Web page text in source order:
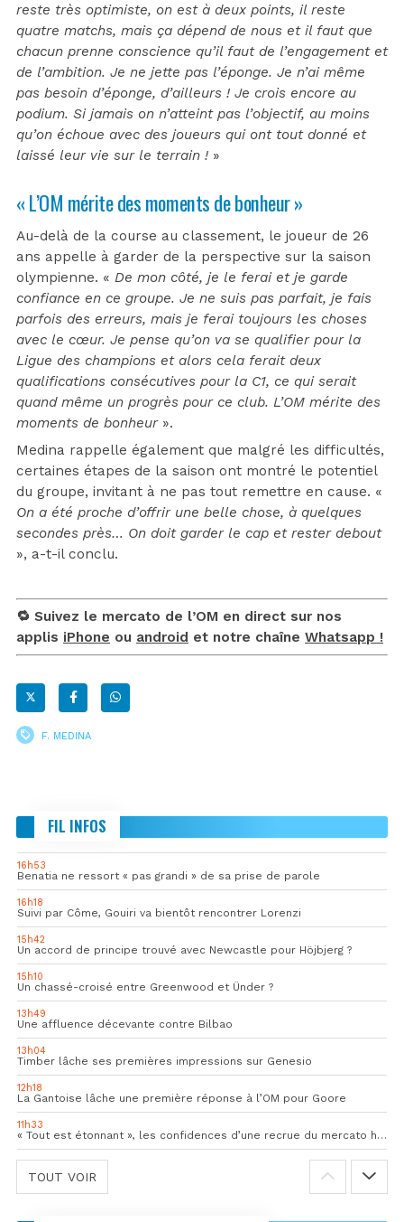
reste très optimiste, on est à deux points, il reste
quatre matchs, mais ça dépend de nous et il faut que
chacun prenne conscience qu’il faut de l’engagement et
de l’ambition. Je ne jette pas l’éponge. Je n’ai même
pas besoin d’éponge, d’ailleurs ! Je crois encore au
podium. Si jamais on n’atteint pas l’objectif, au moins
qu’on échoue avec des joueurs qui ont tout donné et
laissé leur vie sur le terrain ! »
« L’OM mérite des moments de bonheur »
Au-delà de la course au classement, le joueur de 26
ans appelle à garder de la perspective sur la saison
olympienne. « De mon côté, je le ferai et je garde
confiance en ce groupe. Je ne suis pas parfait, je fais
parfois des erreurs, mais je ferai toujours les choses
avec le cœur. Je pense qu’on va se qualifier pour la
Ligue des champions et alors cela ferait deux
qualifications consécutives pour la C1, ce qui serait
quand même un progrès pour ce club. L’OM mérite des
moments de bonheur».
Medina rappelle également que malgré les difficultés,
certaines étapes de la saison ont montré le potentiel
du groupe, invitant à ne pas tout remettre en cause. «
On a été proche d’offrir une belle chose, à quelques
secondes près… On doit garder le cap et rester debout
», a-t-il conclu.
🔁 Suivez le mercato de l’OM en direct sur nos
applis iPhone ou android et notre chaîne Whatsapp !
F. MEDINA
FIL INFOS
16h53
Benatia ne ressort « pas grandi » de sa prise de parole
16h18
Suivi par Côme, Gouiri va bientôt rencontrer Lorenzi
15h42
Un accord de principe trouvé avec Newcastle pour Höjbjerg ?
15h10
Un chassé-croisé entre Greenwood et Ünder ?
13h49
Une affluence décevante contre Bilbao
13h04
Timber lâche ses premières impressions sur Genesio
12h18
La Gantoise lâche une première réponse à l’OM pour Goore
11h33
« Tout est étonnant », les confidences d’une recrue du mercato hivernal de l’OM
TOUT VOIR